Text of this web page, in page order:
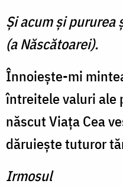
Şi acum şi pururea
(a Născătoarei).
Înnoieşte-mi
întreitele valuri ale
născut Viaţa Cea
dăruieşte tuturor
Irmosul